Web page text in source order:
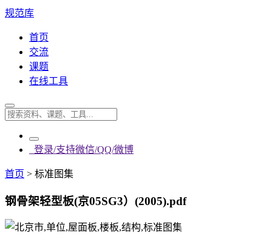
规范库
首页
交流
课题
在线工具
登录/支持微信/QQ/微博
首页 > 标准图集
钢骨架轻型板(京05SG3）(2005).pdf